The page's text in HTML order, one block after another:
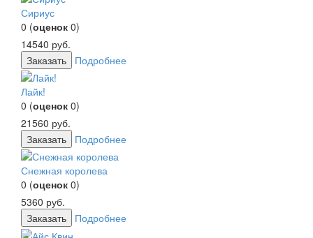
Сириус
0 (оценок 0)
14540 руб.
Заказать
Подробнее
Лайк!
0 (оценок 0)
21560 руб.
Заказать
Подробнее
Снежная королева
0 (оценок 0)
5360 руб.
Заказать
Подробнее